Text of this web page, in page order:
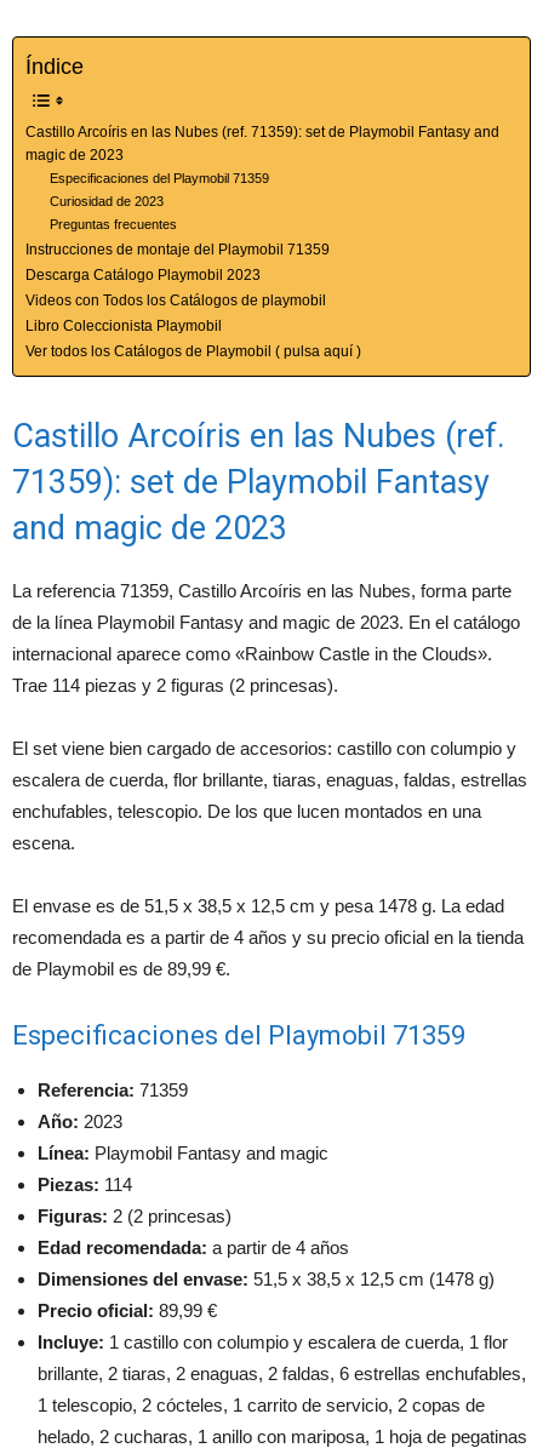
Índice
Castillo Arcoíris en las Nubes (ref. 71359): set de Playmobil Fantasy and
magic de 2023
Especificaciones del Playmobil 71359
Curiosidad de 2023
Preguntas frecuentes
Instrucciones de montaje del Playmobil 71359
Descarga Catálogo Playmobil 2023
Videos con Todos los Catálogos de playmobil
Libro Coleccionista Playmobil
Ver todos los Catálogos de Playmobil ( pulsa aquí )
Castillo Arcoíris en las Nubes (ref.
71359): set de Playmobil Fantasy
and magic de 2023
La referencia 71359, Castillo Arcoíris en las Nubes, forma parte
de la línea Playmobil Fantasy and magic de 2023. En el catálogo
internacional aparece como «Rainbow Castle in the Clouds».
Trae 114 piezas y 2 figuras (2 princesas).
El set viene bien cargado de accesorios: castillo con columpio y
escalera de cuerda, flor brillante, tiaras, enaguas, faldas, estrellas
enchufables, telescopio. De los que lucen montados en una
escena.
El envase es de 51,5 x 38,5 x 12,5 cm y pesa 1478 g. La edad
recomendada es a partir de 4 años y su precio oficial en la tienda
de Playmobil es de 89,99 €.
Especificaciones del Playmobil 71359
Referencia: 71359
Año: 2023
Línea: Playmobil Fantasy and magic
Piezas: 114
Figuras: 2 (2 princesas)
Edad recomendada: a partir de 4 años
Dimensiones del envase: 51,5 x 38,5 x 12,5 cm (1478 g)
Precio oficial: 89,99 €
Incluye: 1 castillo con columpio y escalera de cuerda, 1 flor
brillante, 2 tiaras, 2 enaguas, 2 faldas, 6 estrellas enchufables,
1 telescopio, 2 cócteles, 1 carrito de servicio, 2 copas de
helado, 2 cucharas, 1 anillo con mariposa, 1 hoja de pegatinas